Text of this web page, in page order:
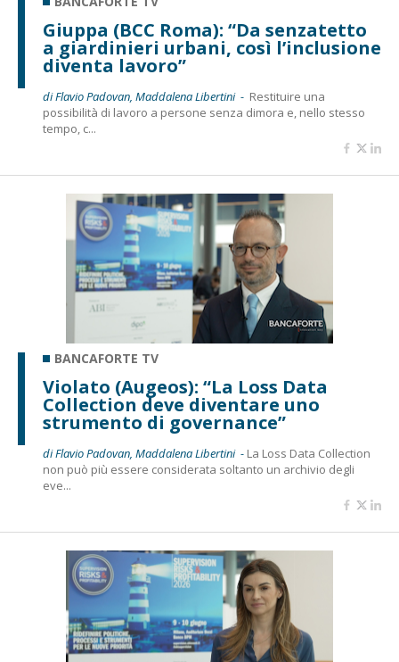
Giuppa (BCC Roma): “Da senzatetto
a giardinieri urbani, così l’inclusione
diventa lavoro”
di Flavio Padovan, Maddalena Libertini - Restituire una
possibilità di lavoro a persone senza dimora e, nello stesso
tempo, c...
BANCAFORTE TV
Violato (Augeos): “La Loss Data
Collection deve diventare uno
strumento di governance”
di Flavio Padovan, Maddalena Libertini - La Loss Data Collection
non può più essere considerata soltanto un archivio degli
eve...